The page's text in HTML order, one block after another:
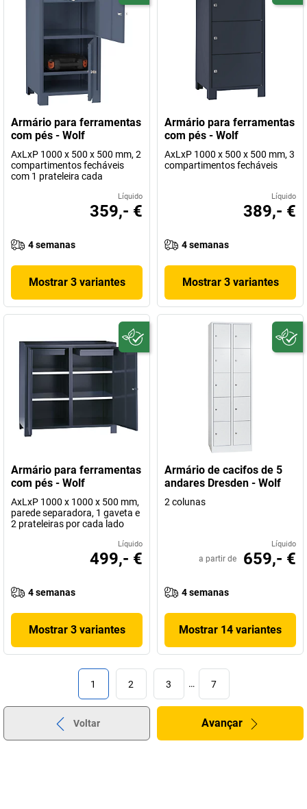
Armário para ferramentas
com pés - Wolf
AxLxP 1000 x 500 x 500 mm, 2
compartimentos fecháveis
com 1 prateleira cada
Líquido
359,- €
4 semanas
Mostrar 3 variantes
Armário para ferramentas
com pés - Wolf
AxLxP 1000 x 500 x 500 mm, 3
compartimentos fecháveis
Líquido
389,- €
4 semanas
Mostrar 3 variantes
Armário para ferramentas
com pés - Wolf
AxLxP 1000 x 1000 x 500 mm,
parede separadora, 1 gaveta e
2 prateleiras por cada lado
Líquido
499,- €
4 semanas
Mostrar 3 variantes
Armário de cacifos de 5
andares Dresden - Wolf
2 colunas
Líquido
a partir de 659,- €
4 semanas
Mostrar 14 variantes
1 2 3 … 7
Voltar Avançar